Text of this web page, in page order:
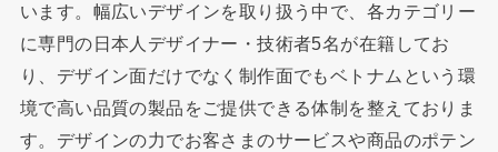
います。幅広いデザインを取り扱う中で、各カテゴリー
に専門の日本人デザイナー・技術者5名が在籍してお
り、デザイン面だけでなく制作面でもベトナムという環
境で高い品質の製品をご提供できる体制を整えておりま
す。デザインの力でお客さまのサービスや商品のポテン